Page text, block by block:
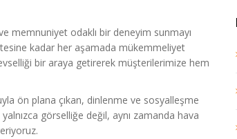
memnuniyet odaklı bir deneyim sunmayı
kadar her aşamada mükemmeliyet
bir araya getirerek müşterilerimize hem
ön plana çıkan, dinlenme ve sosyalleşme
görselliğe değil, aynı zamanda hava